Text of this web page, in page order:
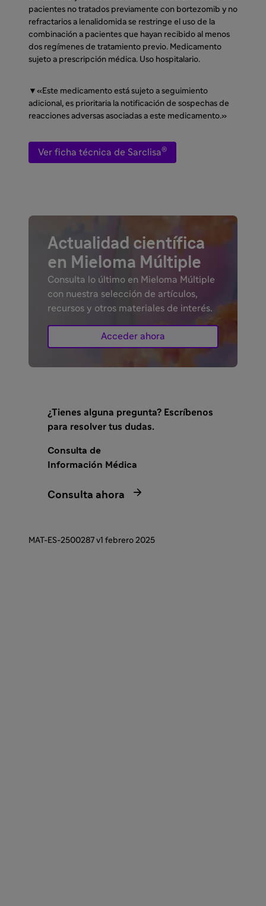
pacientes no tratados previamente con bortezomib y no
refractarios a lenalidomida se restringe el uso de la
combinación a pacientes que hayan recibido al menos
dos regímenes de tratamiento previo. Medicamento
sujeto a prescripción médica. Uso hospitalario.
▼«Este medicamento está sujeto a seguimiento
adicional, es prioritaria la notificación de sospechas de
reacciones adversas asociadas a este medicamento.»
Ver ficha técnica de Sarclisa®
Actualidad científica
en Mieloma Múltiple
Consulta lo último en Mieloma Múltiple
con nuestra selección de artículos,
recursos y otros materiales de interés.
Acceder ahora
¿Tienes alguna pregunta? Escríbenos
para resolver tus dudas.
Consulta de
Información Médica
Consulta ahora 
MAT-ES-2500287 v1 febrero 2025